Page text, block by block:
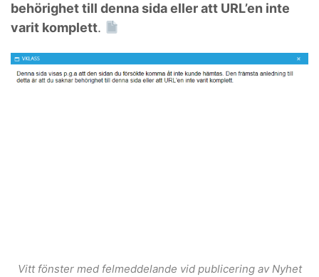
behörighet till denna sida eller att URL’en inte
varit komplett.
Vitt fönster med felmeddelande vid publicering av Nyhet